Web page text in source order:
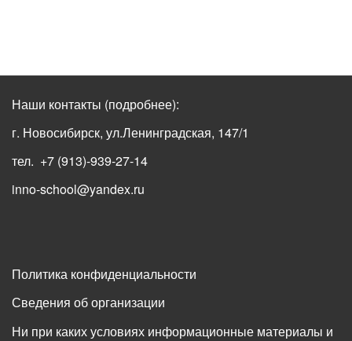
Наши контакты (подробнее):
г. Новосибирск, ул.Ленинградская, 147/1
тел. +7 (913)-939-27-14
inno-school@yandex.ru
Политика конфиденциальности
Сведения об организации
Ни при каких условиях информационные материалы и